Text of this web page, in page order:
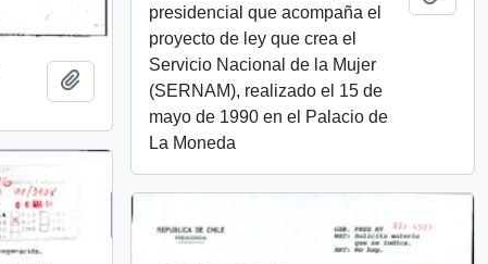
presidencial que acompaña el
proyecto de ley que crea el
Servicio Nacional de la Mujer
(SERNAM), realizado el 15 de
mayo de 1990 en el Palacio de
La Moneda
Add to clipboard